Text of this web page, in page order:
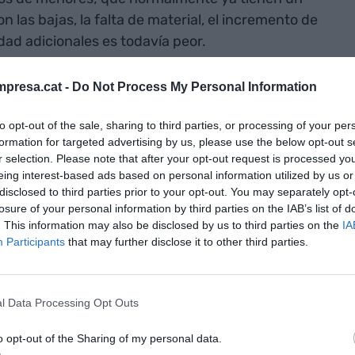
- Do Not Process My Personal Information
opt-out of the sale, sharing to third parties, or processing of your
for targeted advertising by us, please use the below opt-out
selection. Please note that after your opt-out request is processed
interest-based ads based on personal information utilized by us
to third parties prior to your opt-out. You may separately
of your personal information by third parties on the IAB’s list of
This information may also be disclosed by us to third parties on the
Participants that may further disclose it to other third parties.
Data Processing Opt Outs
opt-out of the Sharing of my personal data.
las bajas, la falta de material, el incremento de
adicionales es todavía peor.
iniciativa delAyuntamiento de Sant Vicenç de
3D
para producir viseras de protección para el
no son sólo bibliotecas. Además de ofrecer
todo tipo de material audiovisual y acceso a
hay todo un ecosistema que fomenta la
y la creación de nuevo conocimiento
es la de impulsar el desarrollo individual y
creatividad y la innovación.